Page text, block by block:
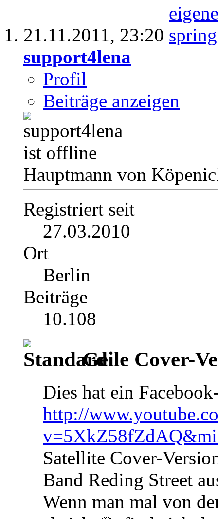
21.11.2011, 23:20
support4lena
Profil
Beiträge anzeigen
Hauptmann von
Registriert seit
27.03.2010
Ort
Berlin
Beiträge
10.108
Geile Cover-
Dies hat ein
http://
Satellite Cover-
Band Reding Street
Wenn man mal von